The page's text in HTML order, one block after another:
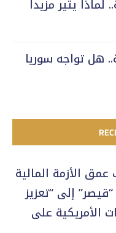
يثير مزيداً
هل تواجه سوريا
الأزمة المالية
إلى “تعزيز
الأمريكية على